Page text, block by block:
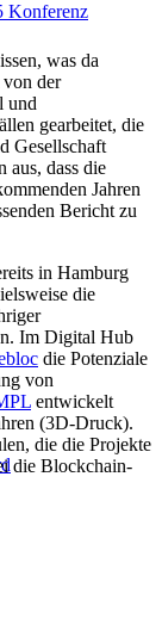
Konferenz
was da
von der
und
gearbeitet, die
Gesellschaft
aus, dass die
Jahren
Bericht zu
in Hamburg
die
Im Digital Hub
die Potenziale
von
entwickelt
(3D-Druck).
die die Projekte
die Blockchain-